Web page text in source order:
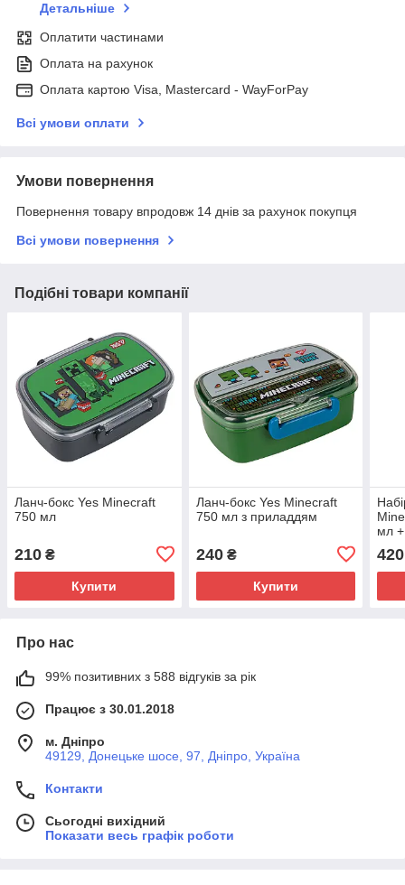
Детальніше
Оплатити частинами
Оплата на рахунок
Оплата картою Visa, Mastercard - WayForPay
Всі умови оплати
Умови повернення
Повернення товару впродовж 14 днів за рахунок покупця
Всі умови повернення
Подібні товари компанії
Ланч-бокс Yes Minecraft
750 мл
210 ₴
Купити
Ланч-бокс Yes Minecraft
750 мл з приладдям
240₴
Купити
мл
420
Про нас
99% позитивних з 588 відгуків за рік
Працює з 30.01.2018
м. Дніпро
49129, Донецьке шосе, 97, Дніпро, Україна
Контакти
Сьогодні вихідний
Показати весь графік роботи